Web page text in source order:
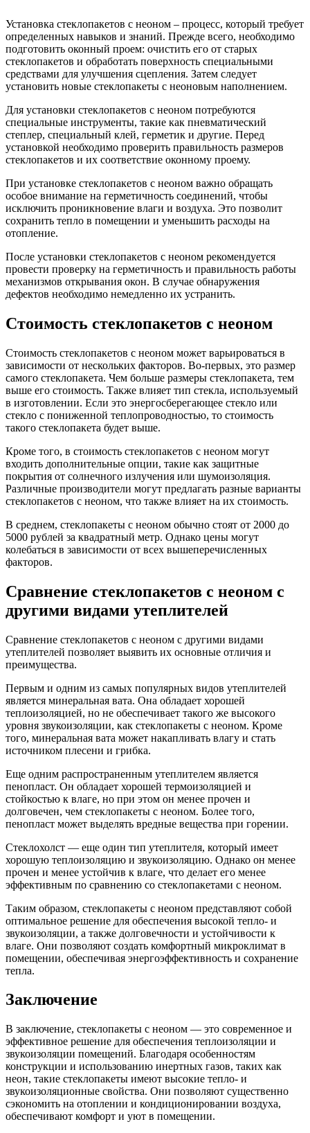
Установка стеклопакетов с неоном – процесс, который требует
определенных навыков и знаний. Прежде всего, необходимо
подготовить оконный проем: очистить его от старых
стеклопакетов и обработать поверхность специальными
средствами для улучшения сцепления. Затем следует
установить новые стеклопакеты с неоновым наполнением.
Для установки стеклопакетов с неоном потребуются
специальные инструменты, такие как пневматический
степлер, специальный клей, герметик и другие. Перед
установкой необходимо проверить правильность размеров
стеклопакетов и их соответствие оконному проему.
При установке стеклопакетов с неоном важно обращать
особое внимание на герметичность соединений, чтобы
исключить проникновение влаги и воздуха. Это позволит
сохранить тепло в помещении и уменьшить расходы на
отопление.
После установки стеклопакетов с неоном рекомендуется
провести проверку на герметичность и правильность работы
механизмов открывания окон. В случае обнаружения
дефектов необходимо немедленно их устранить.
Стоимость стеклопакетов с неоном
Стоимость стеклопакетов с неоном может варьироваться в
зависимости от нескольких факторов. Во-первых, это размер
самого стеклопакета. Чем больше размеры стеклопакета, тем
выше его стоимость. Также влияет тип стекла, используемый
в изготовлении. Если это энергосберегающее стекло или
стекло с пониженной теплопроводностью, то стоимость
такого стеклопакета будет выше.
Кроме того, в стоимость стеклопакетов с неоном могут
входить дополнительные опции, такие как защитные
покрытия от солнечного излучения или шумоизоляция.
Различные производители могут предлагать разные варианты
стеклопакетов с неоном, что также влияет на их стоимость.
В среднем, стеклопакеты с неоном обычно стоят от 2000 до
5000 рублей за квадратный метр. Однако цены могут
колебаться в зависимости от всех вышеперечисленных
факторов.
Сравнение стеклопакетов с неоном с
другими видами утеплителей
Сравнение стеклопакетов с неоном с другими видами
утеплителей позволяет выявить их основные отличия и
преимущества.
Первым и одним из самых популярных видов утеплителей
является минеральная вата. Она обладает хорошей
теплоизоляцией, но не обеспечивает такого же высокого
уровня звукоизоляции, как стеклопакеты с неоном. Кроме
того, минеральная вата может накапливать влагу и стать
источником плесени и грибка.
Еще одним распространенным утеплителем является
пенопласт. Он обладает хорошей термоизоляцией и
стойкостью к влаге, но при этом он менее прочен и
долговечен, чем стеклопакеты с неоном. Более того,
пенопласт может выделять вредные вещества при горении.
Стеклохолст — еще один тип утеплителя, который имеет
хорошую теплоизоляцию и звукоизоляцию. Однако он менее
прочен и менее устойчив к влаге, что делает его менее
эффективным по сравнению со стеклопакетами с неоном.
Таким образом, стеклопакеты с неоном представляют собой
оптимальное решение для обеспечения высокой тепло- и
звукоизоляции, а также долговечности и устойчивости к
влаге. Они позволяют создать комфортный микроклимат в
помещении, обеспечивая энергоэффективность и сохранение
тепла.
Заключение
В заключение, стеклопакеты с неоном — это современное и
эффективное решение для обеспечения теплоизоляции и
звукоизоляции помещений. Благодаря особенностям
конструкции и использованию инертных газов, таких как
неон, такие стеклопакеты имеют высокие тепло- и
звукоизоляционные свойства. Они позволяют существенно
сэкономить на отоплении и кондиционировании воздуха,
обеспечивают комфорт и уют в помещении.